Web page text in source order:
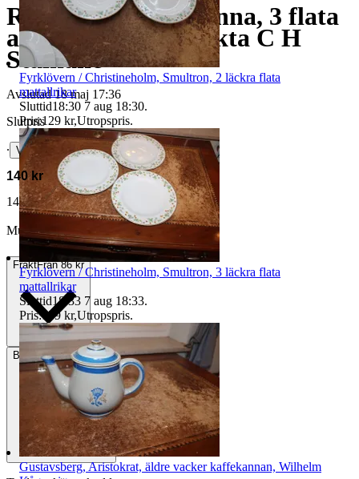
Rörstrand, Grön Anna, 3 flata
assietter, VDN märkta C H
Stålhane
Avslutad 18 maj 17:36
Slutpris
∙ Visa bud
140 kr
149 kr med köparskydd.
Läs mer
Murp vann auktionen
FraktFrån 86 kr
BetalningVia Tradera
Fyrklövern / Christineholm, Smultron, 2 läckra flata
mattallrikar
Sluttid18:30 7 aug 18:30.
Pris:129 kr,Utropspris.
Fyrklövern / Christineholm, Smultron, 3 läckra flata
mattallrikar
Sluttid18:33 7 aug 18:33.
Pris:159 kr,Utropspris.
Gustavsberg, Aristokrat, äldre vacker kaffekannan, Wilhelm